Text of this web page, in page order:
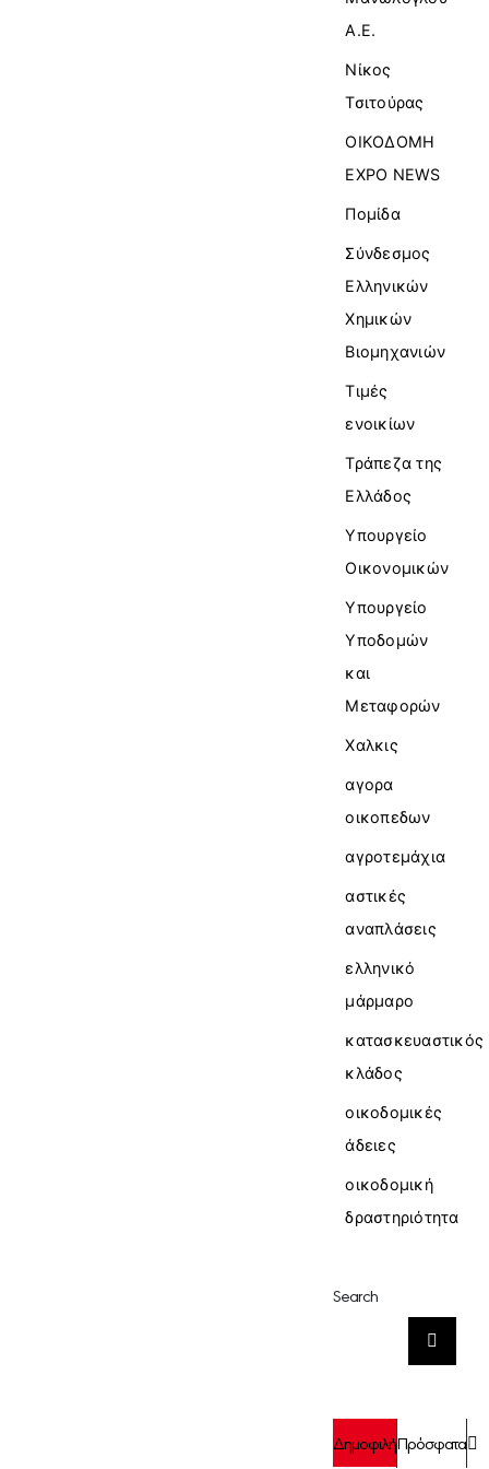
Α.Ε.
Νίκος
Τσιτούρας
ΟΙΚΟΔΟΜΗ
EXPO NEWS
Πομίδα
Σύνδεσμος
Ελληνικών
Χημικών
Βιομηχανιών
Τιμές
ενοικίων
Τράπεζα της
Ελλάδος
Υπουργείο
Οικονομικών
Υπουργείο
Υποδομών
και
Μεταφορών
Χαλκις
αγορα
οικοπεδων
αγροτεμάχια
αστικές
αναπλάσεις
ελληνικό
μάρμαρο
κατασκευαστικός
κλάδος
οικοδομικές
άδειες
οικοδομική
δραστηριότητα
Search
Αναζήτηση
ΔημοφιλήΠρόσφατα